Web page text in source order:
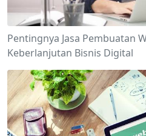
Pentingnya Jasa Pembuatan
Keberlanjutan Bisnis Digital